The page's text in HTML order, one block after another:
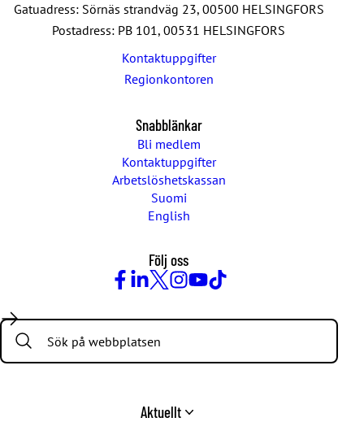
Gatuadress: Sörnäs strandväg 23, 00500 HELSINGFORS
Postadress: PB 101, 00531 HELSINGFORS
Kontaktuppgifter
Regionkontoren
Snabblänkar
Bli medlem
Kontaktuppgifter
Arbetslöshetskassan
Suomi
English
Följ oss
Search:
Aktuellt